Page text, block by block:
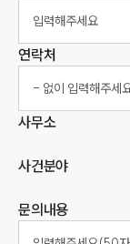
연락처
사무소
사건분야
문의내용